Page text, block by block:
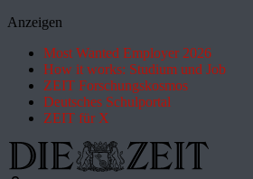
Anzeigen
Most Wanted Employer 2026
How it works: Studium und Job
ZEIT Forschungskosmos
Deutsches Schulportal
ZEIT für X